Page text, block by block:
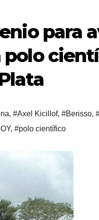
para
polo
, #Axel Kicillof, #Berisso,
, #polo científico